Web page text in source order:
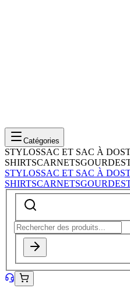
Catégories
STYLOSSAC ET SAC À DOS
SHIRTSCARNETSGOURDES
STYLOSSAC ET SAC À DOS
SHIRTSCARNETSGOURDES